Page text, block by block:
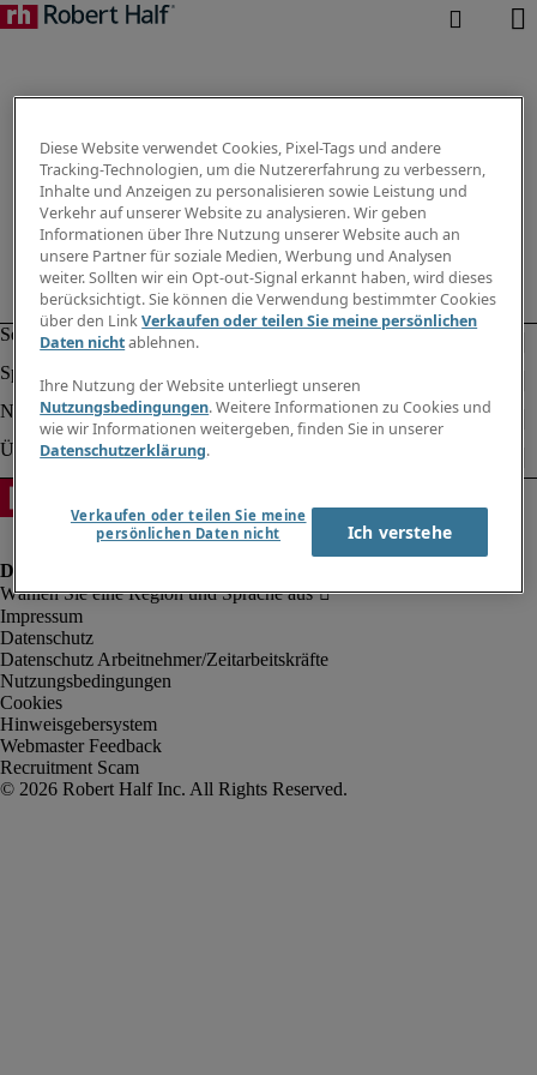
Impressum
Datenschutz
Datenschutz Arbeitnehmer/Zeitarbeitskräfte
Nutzungsbedingungen
Cookies
Hinweisgebersystem
Webmaster Feedback
Recruitment Scam
Diese Website verwendet Cookies, Pixel-Tags und andere
Tracking-Technologien, um die Nutzererfahrung zu verbessern,
Inhalte und Anzeigen zu personalisieren sowie Leistung und
Verkehr auf unserer Website zu analysieren. Wir geben
Informationen über Ihre Nutzung unserer Website auch an
unsere Partner für soziale Medien, Werbung und Analysen
weiter. Sollten wir ein Opt-out-Signal erkannt haben, wird dieses
berücksichtigt. Sie können die Verwendung bestimmter Cookies
über den LinkVerkaufen oder teilen Sie meine persönlichen
Daten nichtablehnen.
Ihre Nutzung der Website unterliegt unseren
Nutzungsbedingungen. Weitere Informationen zu Cookies und
wie wir Informationen weitergeben, finden Sie in unserer
Datenschutzerklärung.
Verkaufen oder teilen Sie meine
persönlichen Daten nicht
Ich verstehe